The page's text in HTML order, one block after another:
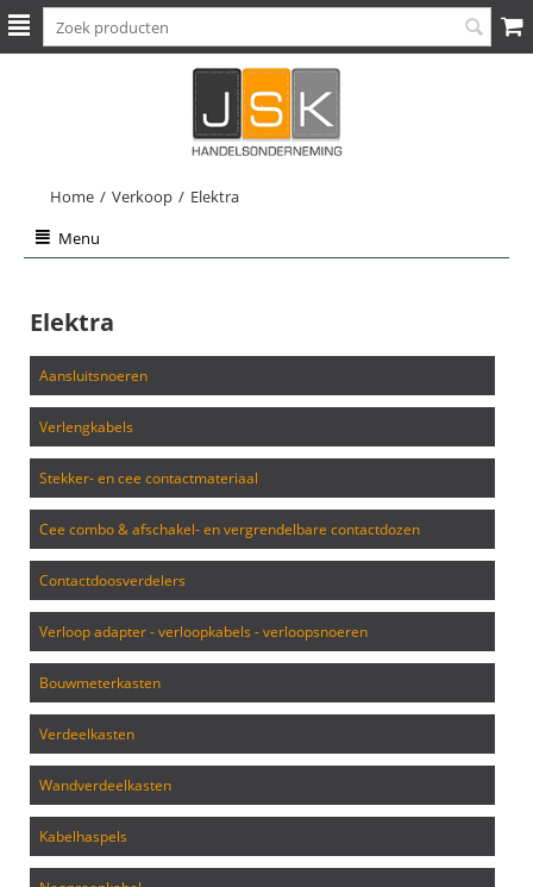
Home / Verkoop / Elektra
Menu
Elektra
aansluitsnoeren
verlengkabels
stekker- en cee contactmateriaal
cee combo & afschakel- en vergrendelbare contactdozen
contactdoosverdelers
verloop adapter - verloopkabels - verloopsnoeren
bouwmeterkasten
verdeelkasten
wandverdeelkasten
kabelhaspels